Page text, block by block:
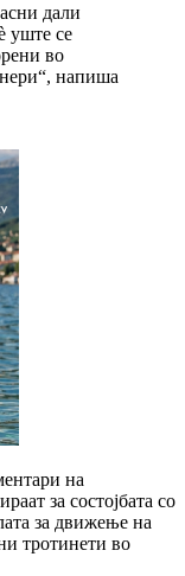
дали
уште се
во
напиша
на
за состојбата со
за движење на
тротинети во